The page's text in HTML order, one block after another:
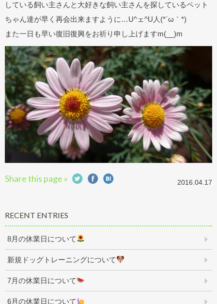
している飼い主さんと大好きな飼い主さんを探しているペット
ちゃん達が早く再会出来ますように…U^ェ^U人(*´ω｀*)
また一日も早い復旧復興をお祈り申し上げますm(__)m
Share this page » 2016.04.17
RECENT ENTRIES
8月の休業日について
新規ドッグトレーニングについて
7月の休業日について
6月の休業日について